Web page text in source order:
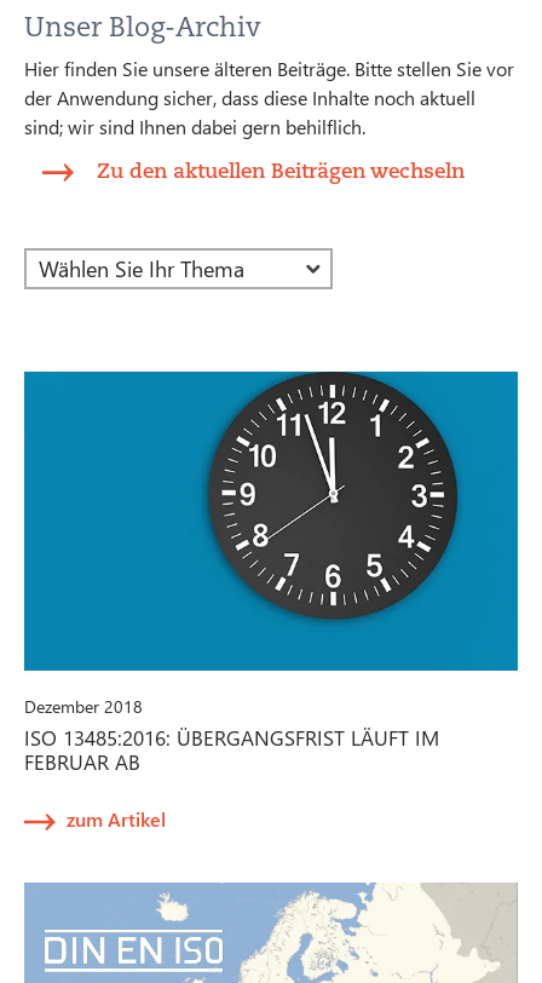
Unser Blog-Archiv
Hier finden Sie unsere älteren Beiträge. Bitte stellen Sie vor
der Anwendung sicher, dass diese Inhalte noch aktuell
sind; wir sind Ihnen dabei gern behilflich.
Zu den aktuellen Beiträgen wechseln
Dezember 2018
ISO 13485:2016: ÜBERGANGSFRIST LÄUFT IM
FEBRUAR AB
zum Artikel